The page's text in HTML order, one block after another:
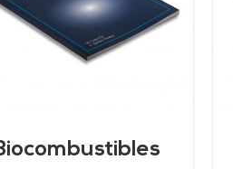
DETALLES